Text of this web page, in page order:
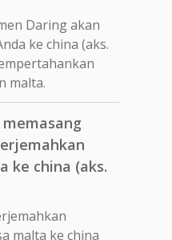
Daring akan
ke china (aks.
malta.
ke china (aks.
malta ke china